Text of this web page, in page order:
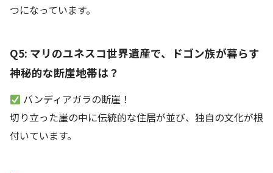
つになっています。
Q5: マリのユネスコ世界遺産で、ドゴン族が暮らす
神秘的な断崖地帯は？
バンディアガラの断崖！
切り立った崖の中に伝統的な住居が並び、独自の文化が根
付いています。